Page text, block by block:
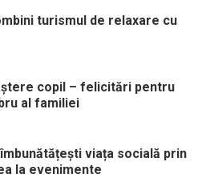
turismul de relaxare cu
copil – felicitări pentru
al familiei
viața socială prin
la evenimente